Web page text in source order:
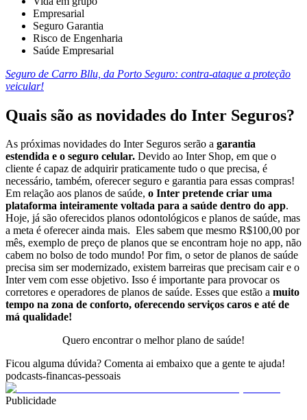
Empresarial
Seguro Garantia
Risco de Engenharia
Saúde Empresarial
Seguro de Carro Bllu, da Porto Seguro: contra-ataque a proteção
veicular!
Quais são as novidades do Inter Seguros?
As próximas novidades do Inter Seguros serão a garantia
estendida e o seguro celular. Devido ao Inter Shop, em que o
cliente é capaz de adquirir praticamente tudo o que precisa, é
necessário, também, oferecer seguro e garantia para essas compras!
Em relação aos planos de saúde, o Inter pretende criar uma
plataforma inteiramente voltada para a saúde dentro do app.
Hoje, já são oferecidos planos odontológicos e planos de saúde, mas
a meta é oferecer ainda mais. Eles sabem que mesmo R$100,00 por
mês, exemplo de preço de planos que se encontram hoje no app, não
cabem no bolso de todo mundo! Por fim, o setor de planos de saúde
precisa sim ser modernizado, existem barreiras que precisam cair e o
Inter vem com esse objetivo. Isso é importante para provocar os
corretores e operadores de planos de saúde. Esses que estão a muito
tempo na zona de conforto, oferecendo serviços caros e até de
má qualidade!
Quero encontrar o melhor plano de saúde!
Ficou alguma dúvida? Comenta ai embaixo que a gente te ajuda!
podcasts-financas-pessoais
Publicidade